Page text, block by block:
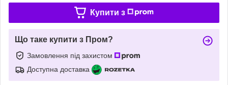
Купити з
Що таке купити з Пром?
Замовлення під захистом
Доступна доставка